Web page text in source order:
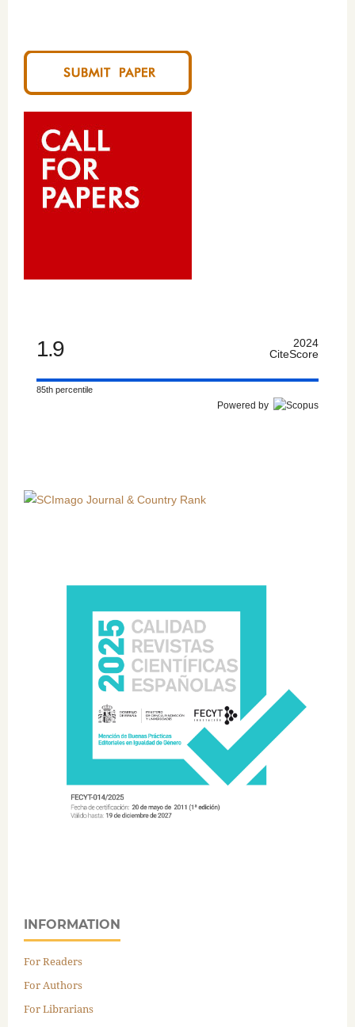
1.9
2024
CiteScore
85th percentile
Powered by
INFORMATION
For Readers
For Authors
For Librarians